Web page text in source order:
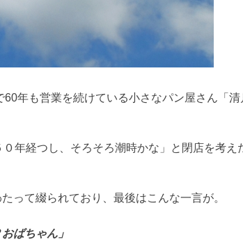
年も営業を続けている小さなパン屋さん「
年経つし、そろそろ潮時かな」と閉店を考
って綴られており、最後はこんな一言が。
ばちゃん」